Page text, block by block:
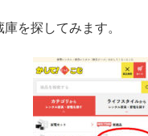
を探してみます。